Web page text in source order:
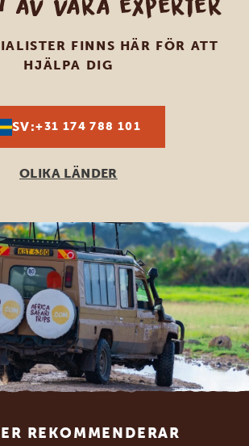
FINNS HÄR FÖR ATT
HJÄLPA DIG
SV:+31 174 788 101
OLIKA LÄNDER
REKOMMENDERAR